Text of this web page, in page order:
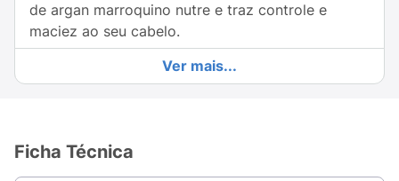
de argan marroquino nutre e traz controle e
maciez ao seu cabelo.
• A fórmula de Smooth & Serene é vegana e não
testada em animais. Além disso, é livre de
• Nossos frascos não são tão transparentes, pois
Ver mais...
Ficha Técnica